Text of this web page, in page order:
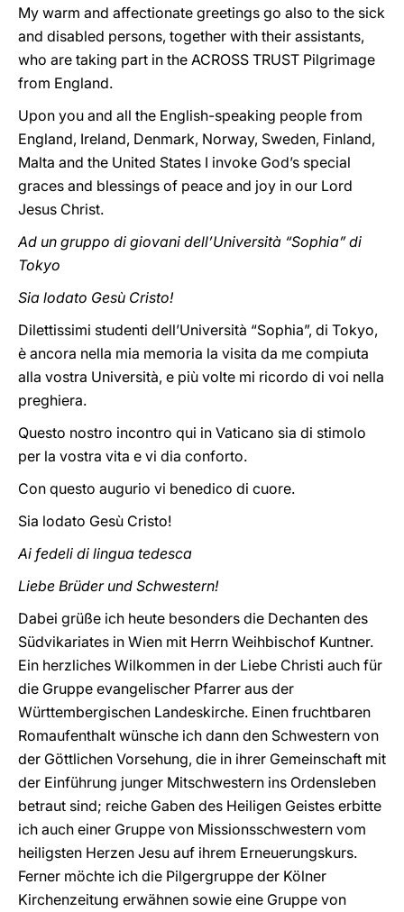
My warm and affectionate greetings go also to the sick
and disabled persons, together with their assistants,
who are taking part in the ACROSS TRUST Pilgrimage
from England.
Upon you and all the English-speaking people from
England, Ireland, Denmark, Norway, Sweden, Finland,
Malta and the United States I invoke God’s special
graces and blessings of peace and joy in our Lord
Jesus Christ.
Ad un gruppo di giovani dell’Università “Sophia” di
Tokyo
Sia lodato Gesù Cristo!
Dilettissimi studenti dell’Università “Sophia”, di Tokyo,
è ancora nella mia memoria la visita da me compiuta
alla vostra Università, e più volte mi ricordo di voi nella
preghiera.
Questo nostro incontro qui in Vaticano sia di stimolo
per la vostra vita e vi dia conforto.
Con questo augurio vi benedico di cuore.
Sia lodato Gesù Cristo!
Ai fedeli di lingua tedesca
Liebe Brüder und Schwestern!
Dabei grüße ich heute besonders die Dechanten des
Südvikariates in Wien mit Herrn Weihbischof Kuntner.
Ein herzliches Wilkommen in der Liebe Christi auch für
die Gruppe evangelischer Pfarrer aus der
Württembergischen Landeskirche. Einen fruchtbaren
Romaufenthalt wünsche ich dann den Schwestern von
der Göttlichen Vorsehung, die in ihrer Gemeinschaft mit
der Einführung junger Mitschwestern ins Ordensleben
betraut sind; reiche Gaben des Heiligen Geistes erbitte
ich auch einer Gruppe von Missionsschwestern vom
heiligsten Herzen Jesu auf ihrem Erneuerungskurs.
Ferner möchte ich die Pilgergruppe der Kölner
Kirchenzeitung erwähnen sowie eine Gruppe von